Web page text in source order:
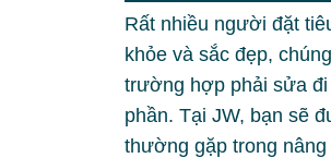
Rất nhiều người đặt
khỏe và sắc đẹp,
trường hợp phải sửa
phần. Tại JW, bạn sẽ
thường gặp trong